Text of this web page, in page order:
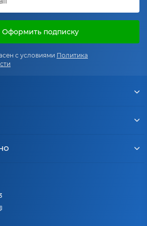
Оформить подписку
с условиями Политика